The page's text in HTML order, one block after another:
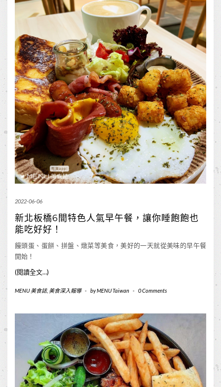
2022-06-06
新北板橋6間特色人氣早午餐，讓你睡飽飽也
能吃好好！
饅頭蛋、蛋餅、拼盤、燉菜等美食，美好的一天就從美味的早午餐
開始！
(閱讀全文…)
MENU 美食誌, 美食深入報導 - byMENU Taiwan - 0 Comments